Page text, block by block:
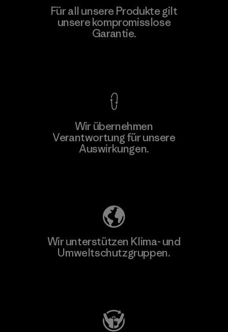
MAS Active (Pvt) Ltd. - Asialine
Für all unsere Produkte gilt
unsere kompromisslose
Garantie.
Wir übernehmen
Verantwortung für unsere
Auswirkungen.
Wir unterstützen Klima- und
Umweltschutzgruppen.